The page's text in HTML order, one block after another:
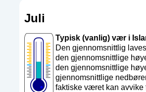
Juli
Typisk (vanlig) vær i
Den gjennomsnittlig
den gjennomsnittlige
den gjennomsnittlige
gjennomsnittlige
faktiske været kan avvike